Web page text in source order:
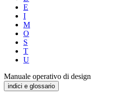
E
I
M
O
S
T
U
Manuale operativo di design
indici e glossario